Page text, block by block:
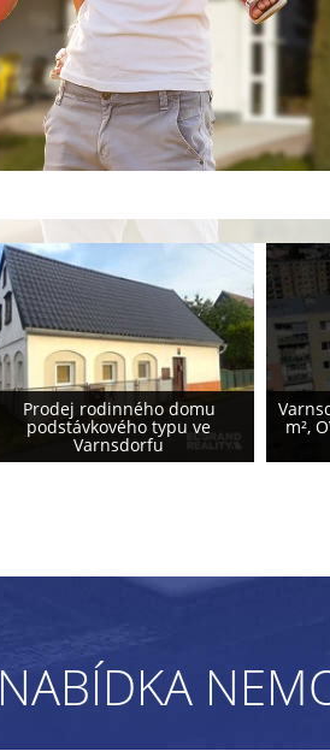
Varnsdorf - prodej bytu 3+1 70
m², OV - vyhledávaná lokalita
u Lidlu
NABÍDKA